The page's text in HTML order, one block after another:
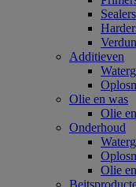
Sealers
Additieven
Olie en was
Olie
Onderhoud
Olie